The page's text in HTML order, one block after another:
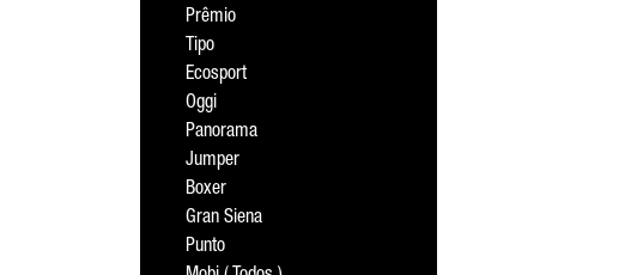
Prêmio
Tipo
Ecosport
Oggi
Panorama
Jumper
Boxer
Gran Siena
Punto